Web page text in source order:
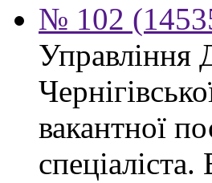
№ 102
Управління
вакантної